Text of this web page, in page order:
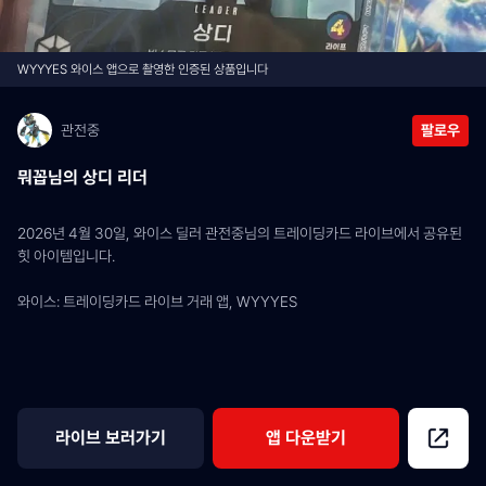
WYYYES 와이스 앱으로 촬영한 인증된 상품입니다
관전중 팔로우
뭐꼽님의 상디 리더
2026년 4월 30일, 와이스 딜러 관전중님의 트레이딩카드 라이브에서 공유된
힛 아이템입니다.
와이스: 트레이딩카드 라이브 거래 앱, WYYYES
라이브 보러가기 앱 다운받기